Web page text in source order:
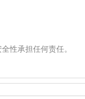
性承担任何责任。